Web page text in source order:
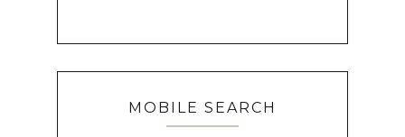
MOBILE SEARCH